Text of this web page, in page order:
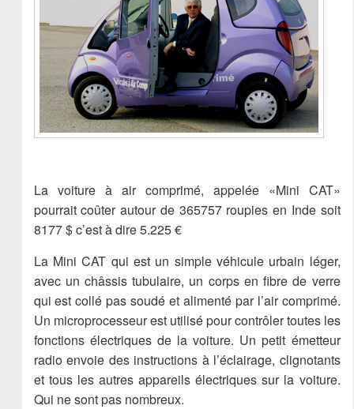
La voiture à air comprimé, appelée «Mini CAT»
pourrait coûter autour de 365757 roupies en Inde soit
8177 $ c’est à dire 5.225 €
La Mini CAT qui est un simple véhicule urbain léger,
avec un châssis tubulaire, un corps en fibre de verre
qui est collé pas soudé et alimenté par l’air comprimé.
Un microprocesseur est utilisé pour contrôler toutes les
fonctions électriques de la voiture. Un petit émetteur
radio envoie des instructions à l’éclairage, clignotants
et tous les autres appareils électriques sur la voiture.
Qui ne sont pas nombreux.